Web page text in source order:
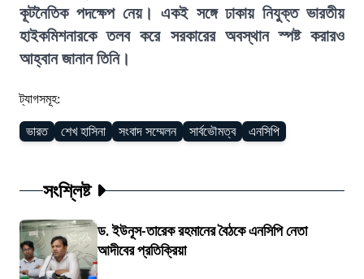
কূটনৈতিক পদক্ষেপ নেয়। একই সঙ্গে ঢাকায় নিযুক্ত ভারতীয়
হাইকমিশনারকে তলব করে সরকারের অবস্থান স্পষ্ট করারও
আহ্বান জানান তিনি।
ট্যাগসমূহ:
ভারত শেখ হাসিনা সংবাদ সম্মেলন সার্বভৌমত্ব এনসিপি
সংশ্লিষ্ট
ড. ইউনূস-তারেক রহমানের বৈঠকে এনসিপি নেতা
আদীবের প্রতিক্রিয়া